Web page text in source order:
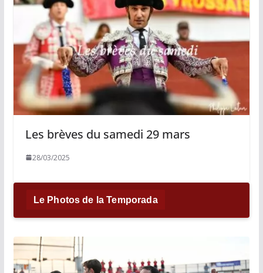
Les brèves du samedi 29 mars
28/03/2025
Le Photos de la Temporada